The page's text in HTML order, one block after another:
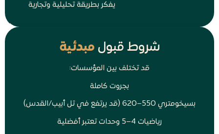
يفكر بطريقة تحليلية وتجارية
شروط قبول مبدئية
قد تختلف بين المؤسسات:
بجروت كاملة
بسيخومتري 550–620 (قد يرتفع في تل أبيب/القدس)
رياضيات 4–5 وحدات تعتبر أفضلية